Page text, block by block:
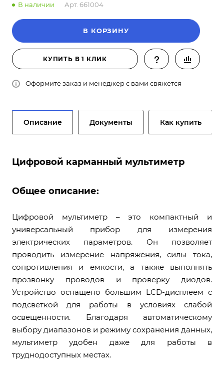
В наличии Арт. 661004
В КОРЗИНУ
КУПИТЬ В 1 КЛИК
Оформите заказ и менеджер с вами свяжется
Описание Документы Как купить
Цифровой карманный мультиметр
Общее описание:
Цифровой мультиметр – это компактный и
универсальный прибор для измерения
электрических параметров. Он позволяет
проводить измерение напряжения, силы тока,
сопротивления и емкости, а также выполнять
прозвонку проводов и проверку диодов.
Устройство оснащено большим LCD-дисплеем с
подсветкой для работы в условиях слабой
освещенности. Благодаря автоматическому
выбору диапазонов и режиму сохранения данных,
мультиметр удобен даже для работы в
труднодоступных местах.